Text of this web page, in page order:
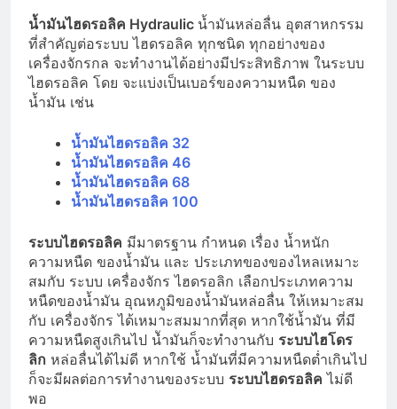
น้ำมันไฮดรอลิค Hydraulic น้ำมันหล่อลื่น อุตสาหกรรม
ที่สำคัญต่อระบบ ไฮดรอลิค ทุกชนิด ทุกอย่างของ
เครื่องจักรกล จะทำงานได้อย่างมีประสิทธิภาพ ในระบบ
ไฮดรอลิค โดย จะแบ่งเป็นเบอร์ของความหนืด ของ
น้ำมัน เช่น
น้ำมันไฮดรอลิค 32
น้ำมันไฮดรอลิค 46
น้ำมันไฮดรอลิค 68
น้ำมันไฮดรอลิค 100
ระบบไฮดรอลิค มีมาตรฐาน กำหนด เรื่อง น้ำหนัก
ความหนืด ของน้ำมัน และ ประเภทของของไหลเหมาะ
สมกับ ระบบ เครื่องจักร ไฮดรอลิก เลือกประเภทความ
หนืดของน้ำมัน อุณหภูมิของน้ำมันหล่อลื่น ให้เหมาะสม
กับ เครื่องจักร ได้เหมาะสมมากที่สุด หากใช้น้ำมัน ที่มี
ความหนืดสูงเกินไป นัำมันก็จะทำงานกับ ระบบไฮโดร
ลิก หล่อลื่นได้ไม่ดี หากใช้ น้ำมันที่มีความหนืดต่ำเกินไป
ก็จะมีผลต่อการทำงานของระบบ ระบบไฮดรอลิค ไม่ดี
พอ